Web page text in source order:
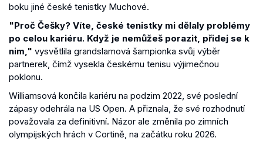
boku jiné české tenistky Muchové.
"Proč Češky? Víte, české tenistky mi dělaly problémy
po celou kariéru. Když je nemůžeš porazit, přidej se k
nim," vysvětlila grandslamová šampionka svůj výběr
partnerek, čímž vysekla českému tenisu výjimečnou
poklonu.
Williamsová končila kariéru na podzim 2022, své poslední
zápasy odehrála na US Open. A přiznala, že své rozhodnutí
považovala za definitivní. Názor ale změnila po zimních
olympijských hrách v Cortině, na začátku roku 2026.